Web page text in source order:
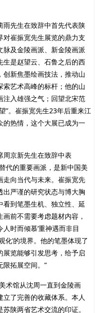
雨先生在致辞中首先代表陕
崔振宽先生展览的鼎力支
及金陵画派、新金陵画派
生是赵望云、石鲁之后的西
新焦墨绘画技法，推动山
艺术高峰的标杆；他的山
注入雄强之气；回望北宋范
”。崔振宽先生23年后重来江
的热情，这个大展已成为一
周京新先生在致辞中表
代的重要画派，是新中国美
走向当代与未来。崔振宽先
严谨的研究状态与博大胸
到笔墨生机、独立性、延
前不需要考虑题材内容，
时而倾慕‘重神遇而非目
化’的境界。他的笔墨体现了
览能够引发思考，给予启
拓展空间。”
术馆从沈周一直到金陵画
了完善的收藏体系。本人
陕两省艺术交流的印证。